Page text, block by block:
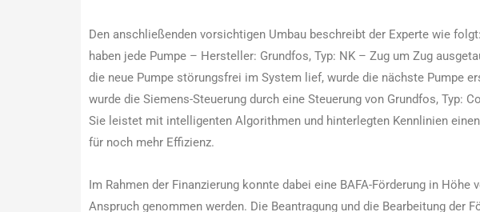
Den anschließenden vorsichtigen Umbau beschreibt der Experte wie
haben jede Pumpe – Hersteller: Grundfos, Typ: NK – Zug um Zug
die neue Pumpe störungsfrei im System lief, wurde die nächste Pumpe
wurde die Siemens-Steuerung durch eine Steuerung von Grundfos, Typ:
Sie leistet mit intelligenten Algorithmen und hinterlegten Kennlinien
für noch mehr Effizienz.
Im Rahmen der Finanzierung konnte dabei eine BAFA-Förderung in Höhe
Anspruch genommen werden. Die Beantragung und die Bearbeitung der